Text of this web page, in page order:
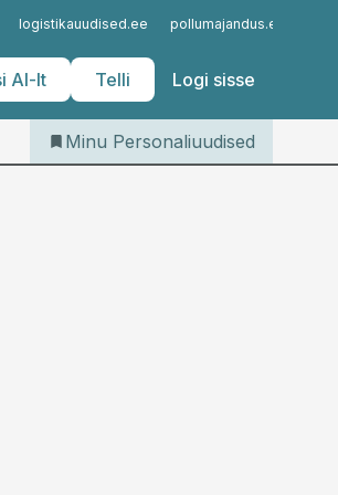
logistikauudised.ee pollumajandus.ee
AI-lt Telli Logi sisse
Iseteenindus
Telli Personaliuudised
Minu Personaliuudised